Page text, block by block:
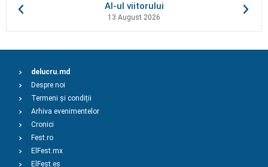
AI-ul viitorului
13 August 2026
delucru.md
Despre noi
Termeni și condiții
Arhiva evenimentelor
Cronici
Fest.ro
ElFest.mx
ElFest.es